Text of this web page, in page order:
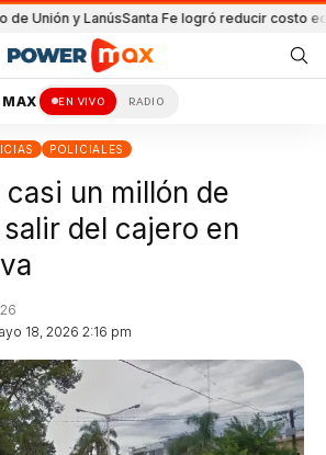
y LanúsSanta Fe logró reducir costo
MAX EN VIVO RADIO
POLICIALES
un millón de
del cajero en
18, 2026 2:16 pm